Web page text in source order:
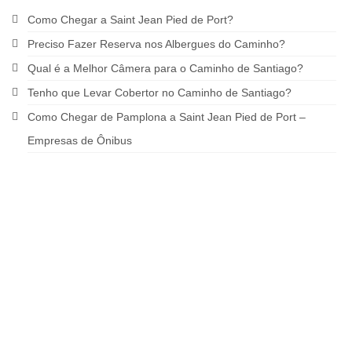
Como Chegar a Saint Jean Pied de Port?
Preciso Fazer Reserva nos Albergues do Caminho?
Qual é a Melhor Câmera para o Caminho de Santiago?
Tenho que Levar Cobertor no Caminho de Santiago?
Como Chegar de Pamplona a Saint Jean Pied de Port –
Empresas de Ônibus